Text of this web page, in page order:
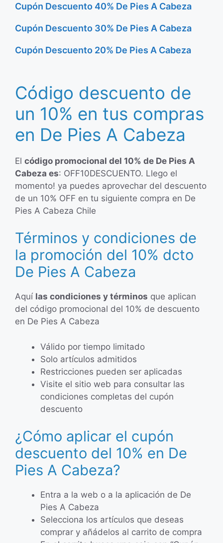
Cupón Descuento 40% De Pies A Cabeza
Cupón Descuento 30% De Pies A Cabeza
Cupón Descuento 20% De Pies A Cabeza
Código descuento de
un 10% en tus compras
en De Pies A Cabeza
El código promocional del 10% de De Pies A
Cabeza es: OFF10DESCUENTO. Llego el
momento! ya puedes aprovechar del descuento
de un 10% OFF en tu siguiente compra en De
Pies A Cabeza Chile
Términos y condiciones de
la promoción del 10% dcto
De Pies A Cabeza
Aquí las condiciones y términos que aplican
del código promocional del 10% de descuento
en De Pies A Cabeza
Válido por tiempo limitado
Solo artículos admitidos
Restricciones pueden ser aplicadas
Visite el sitio web para consultar las
condiciones completas del cupón
descuento
¿Cómo aplicar el cupón
descuento del 10% en De
Pies A Cabeza?
Entra a la web o a la aplicación de De
Pies A Cabeza
Selecciona los artículos que deseas
comprar y añádelos al carrito de compra